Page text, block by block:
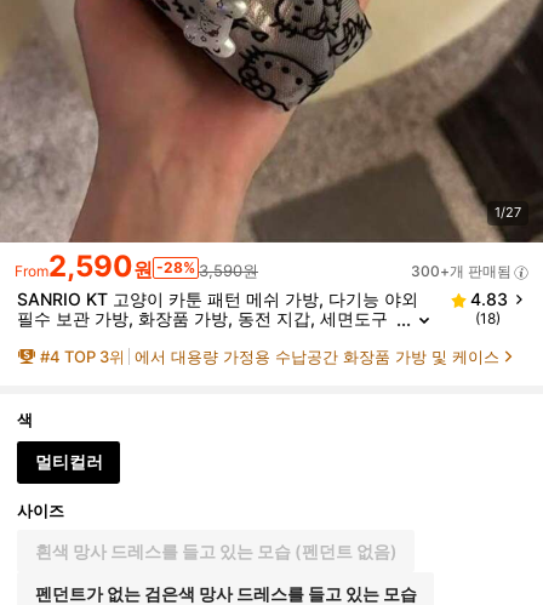
1/27
From2,590원 -28% 3,590원 300+개 판매됨
SANRIO KT 고양이 카툰 패턴 메쉬 가방, 다기능 야외
필수 보관 가방, 화장품 가방, 동전 지갑, 세면도구
4.83
(18)
#4 TOP 3위 에서 대용량 가정용 수납공간 화장품 가방 및 케이스
색
멀티컬러
사이즈
흰색 망사 드레스를 들고 있는 모습 (펜던트 없음)
펜던트가 없는 검은색 망사 드레스를 들고 있는 모습